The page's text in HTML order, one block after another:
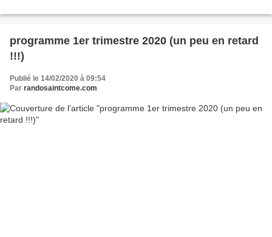
programme 1er trimestre 2020 (un peu en retard
!!!)
Publié le 14/02/2020 à 09:54
Par randosaintcome.com